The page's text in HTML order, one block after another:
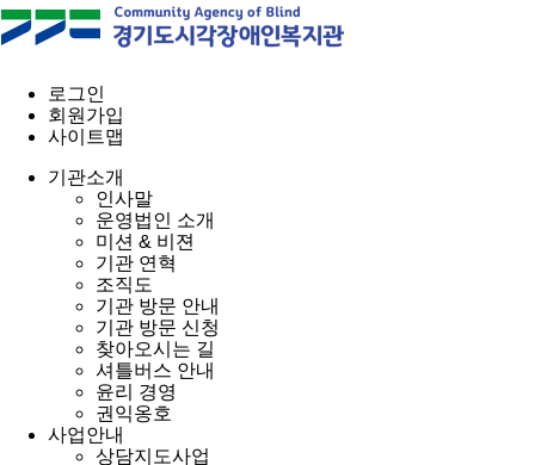
로그인
회원가입
사이트맵
기관소개
인사말
운영법인 소개
미션 & 비젼
기관 연혁
조직도
기관 방문 안내
기관 방문 신청
찾아오시는 길
셔틀버스 안내
윤리 경영
권익옹호
사업안내
상담지도사업